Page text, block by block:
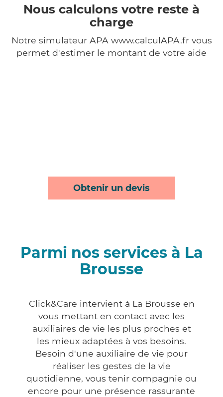
Nous calculons votre reste à
charge
Notre simulateur APA www.calculAPA.fr vous
permet d'estimer le montant de votre aide
Obtenir un devis
Parmi nos services à La
Brousse
Click&Care intervient à La Brousse en
vous mettant en contact avec les
auxiliaires de vie les plus proches et
les mieux adaptées à vos besoins.
Besoin d'une auxiliaire de vie pour
réaliser les gestes de la vie
quotidienne, vous tenir compagnie ou
encore pour une présence rassurante